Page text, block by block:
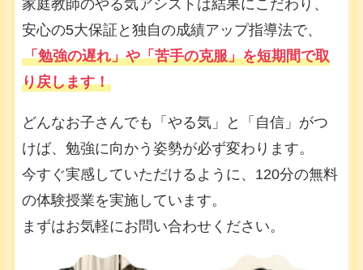
家庭教師のやる気アシストは結果にこだわり、
安心の5大保証と独自の成績アップ指導法で、
「勉強の遅れ」や「苦手の克服」を短期間で取
り戻します！
どんなお子さんでも「やる気」と「自信」がつ
けば、勉強に向かう姿勢が必ず変わります。
今すぐ実感していただけるように、120分の無料
の体験授業を実施しています。
まずはお気軽にお問い合わせください。